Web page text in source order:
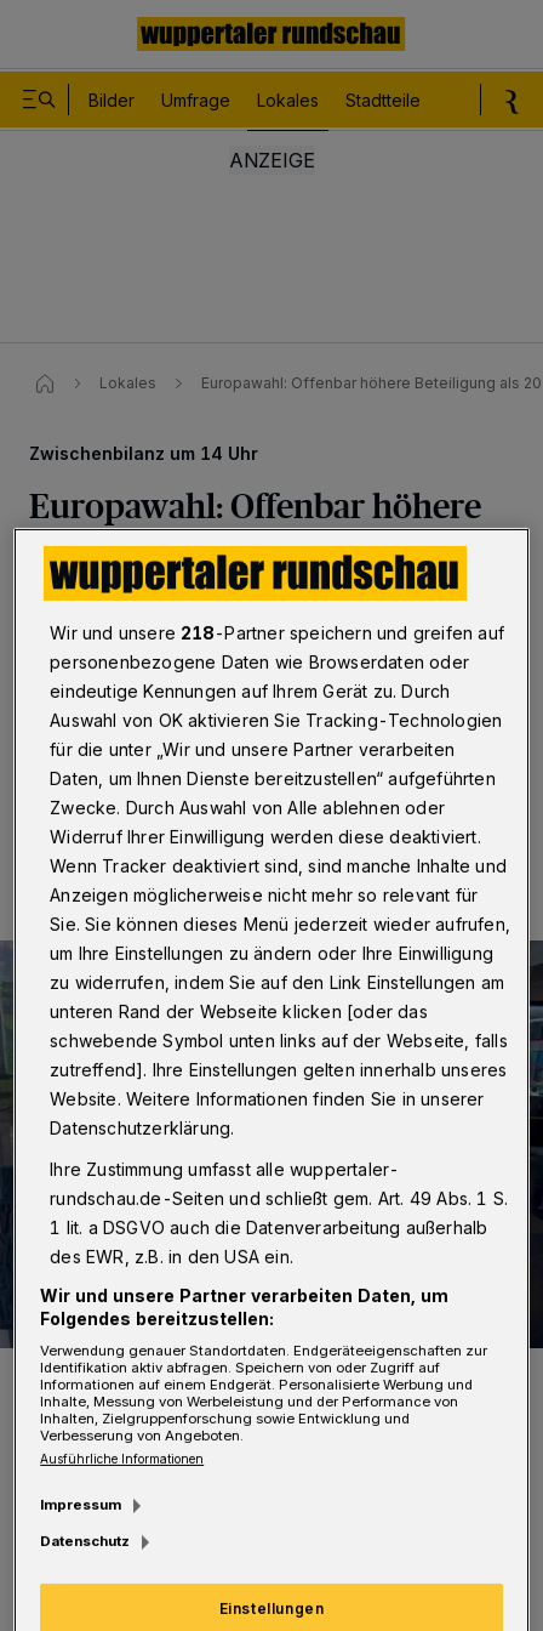
Bilder Umfrage Lokales Stadtteile
Lokales Europawahl: Offenbar höhere Beteiligung als
Zwischenbilanz um 14 Uhr
Europawahl: Offenbar höhere
Beteiligung als 2019
Wißmann hat am Sonntagnachmittag (9. Juni 2024)
mitgeteilt, dass bis 14 Uhr die Wahlbeteiligung bei der
Europawahl in acht ausgewählten Kreisen und
kreisfreien Städten Nordrhein-Westfalens im
Durchschnitt bei knapp 45 Prozent lag.
09.06.2024 , 14:30 Uhr Eine Minute Lesezeit
Die Wahllokale sind bis 18 Uhr geöffnet.
Foto: jak
D
ie stichprobenartige Umfrage wurde
demnach im Kreis Düren, im Rhein-
Wir und unsere 218-Partner speichern und greifen auf
personenbezogene Daten wie Browserdaten oder
eindeutige Kennungen auf Ihrem Gerät zu. Durch
Auswahl von OK aktivieren Sie Tracking-Technologien
für die unter „Wir und unsere Partner verarbeiten
Daten, um Ihnen Dienste bereitzustellen“ aufgeführten
Zwecke. Durch Auswahl von Alle ablehnen oder
Widerruf Ihrer Einwilligung werden diese deaktiviert.
Wenn Tracker deaktiviert sind, sind manche Inhalte und
Anzeigen möglicherweise nicht mehr so relevant für
Sie. Sie können dieses Menü jederzeit wieder aufrufen,
um Ihre Einstellungen zu ändern oder Ihre Einwilligung
zu widerrufen, indem Sie auf den Link Einstellungen am
unteren Rand der Webseite klicken [oder das
schwebende Symbol unten links auf der Webseite, falls
zutreffend]. Ihre Einstellungen gelten innerhalb unseres
Website. Weitere Informationen finden Sie in unserer
Datenschutzerklärung.
Ihre Zustimmung umfasst alle wuppertaler-
rundschau.de-Seiten und schließt gem. Art. 49 Abs. 1 S.
1 lit. a DSGVO auch die Datenverarbeitung außerhalb
des EWR, z.B. in den USA ein.
Wir und unsere Partner verarbeiten Daten, um
Folgendes bereitzustellen:
Verwendung genauer Standortdaten. Endgeräteeigenschaften zur
Identifikation aktiv abfragen. Speichern von oder Zugriff auf
Informationen auf einem Endgerät. Personalisierte Werbung und
Inhalte, Messung von Werbeleistung und der Performance von
Inhalten, Zielgruppenforschung sowie Entwicklung und
Verbesserung von Angeboten.
Ausführliche Informationen
Impressum
Datenschutz
Einstellungen